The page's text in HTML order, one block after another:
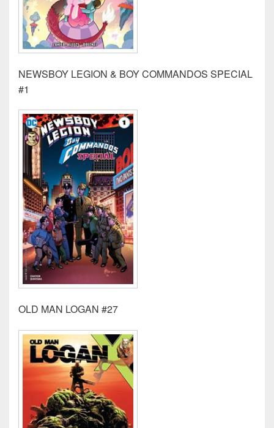
NEWSBOY LEGION & BOY COMMANDOS SPECIAL
#1
OLD MAN LOGAN #27